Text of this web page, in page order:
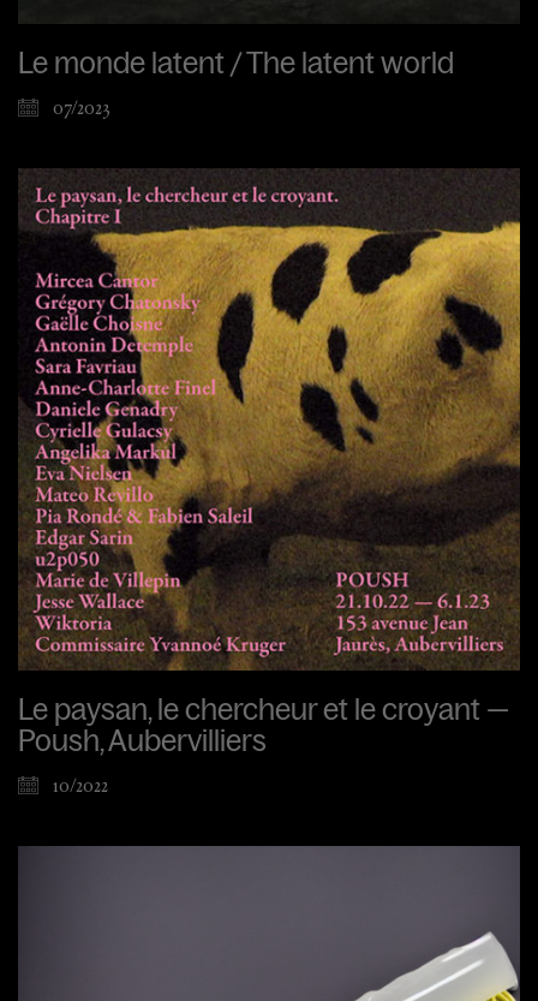
Le monde latent / The latent world
07/2023
Le paysan, le chercheur et le croyant —
Poush, Aubervilliers
10/2022